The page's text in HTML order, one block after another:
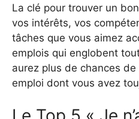
La clé pour trouver un
vos intérêts, vos
tâches que vous aimez
emplois qui englobent
aurez plus de chances de
emploi dont vous avez